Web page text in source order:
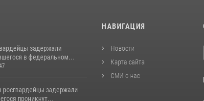
задержали
в федеральном...
росгвардейцы задержали
проникнут...
НАВИГАЦИЯ
Новости
Карта сайта
СМИ о нас